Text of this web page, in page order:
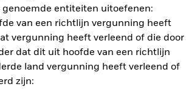
genoemde entiteiten uitoefenen:
van een richtlijn vergunning heeft
vergunning heeft verleend of die door
dat dit uit hoofde van een richtlijn
land vergunning heeft verleend of
zijn:
en stijgen, en zijn niet
op de aandelenmarkten.